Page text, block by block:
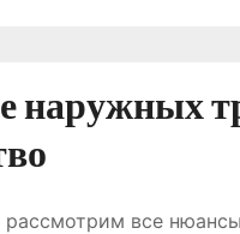
наружных
все